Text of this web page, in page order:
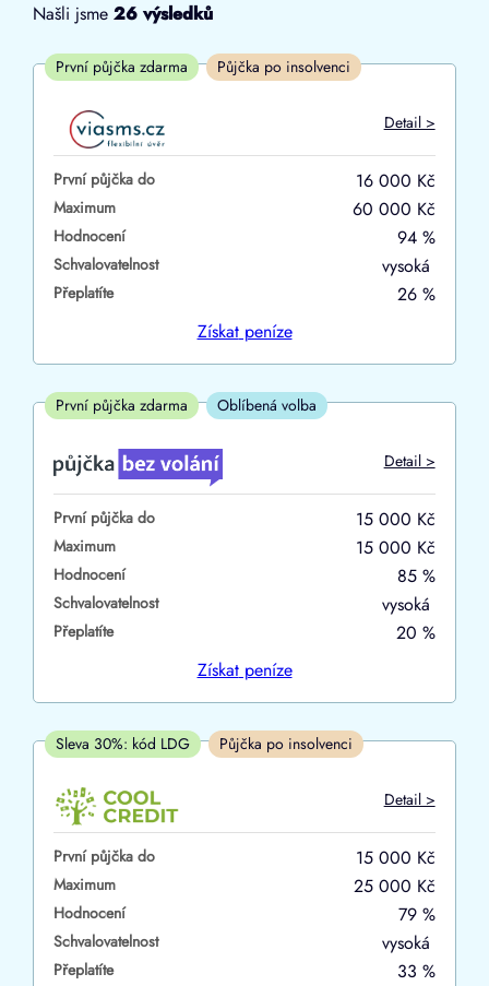
Od
První půjčka zdarma
–
ano
ne
ano
ne
V exekuci
ano
ne
Po insolvenci
ano
ne
V hotovosti
ano
Našli jsme26 výsledků
První půjčka zdarma Půjčka po insolvenci
Detail >
První půjčka do 16 000 Kč
Maximum 60 000 Kč
Hodnocení 94 %
Schvalovatelnost vysoká
Přeplatíte
26 %
Získatpeníze
První půjčka zdarma Oblíbená volba
Detail >
První půjčka do 15 000 Kč
Maximum 15 000 Kč
Hodnocení 85 %
Schvalovatelnost vysoká
Přeplatíte
20 %
Získatpeníze
Sleva 30%: kód LDG Půjčka po insolvenci
Detail >
První půjčka do 15 000 Kč
Maximum 25 000 Kč
Hodnocení 79 %
Schvalovatelnost vysoká
Přeplatíte
33 %